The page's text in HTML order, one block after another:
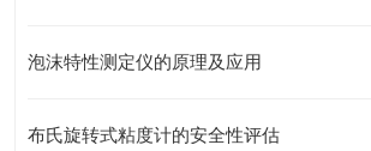
泡沫特性测定仪的原理及应用
布氏旋转式粘度计的安全性评估